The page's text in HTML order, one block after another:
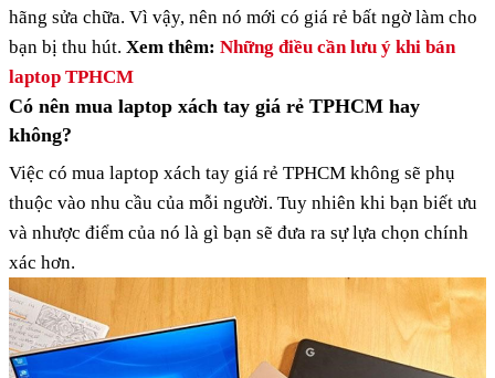
hãng sửa chữa. Vì vậy, nên nó mới có giá rẻ bất ngờ làm cho
bạn bị thu hút. Xem thêm: Những điều cần lưu ý khi bán
laptop TPHCM
Có nên mua laptop xách tay giá rẻ TPHCM hay
không?
Việc có mua laptop xách tay giá rẻ TPHCM không sẽ phụ
thuộc vào nhu cầu của mỗi người. Tuy nhiên khi bạn biết ưu
và nhược điểm của nó là gì bạn sẽ đưa ra sự lựa chọn chính
xác hơn.